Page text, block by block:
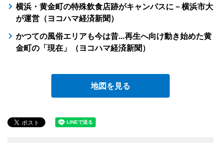
横浜・黄金町の特殊飲食店跡がキャンパスに－横浜市大
が運営（ヨコハマ経済新聞）
かつての風俗エリアも今は昔…再生へ向け動き始めた黄
金町の「現在」（ヨコハマ経済新聞）
地図を見る